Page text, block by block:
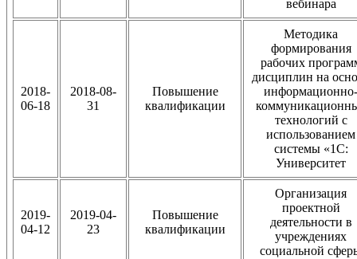
вебинара
2018-
06-18
2018-08-
31
Повышение
квалификации
Методика
формирования
рабочих
дисциплин на
информационно-
технологий с
использованием
системы «1С:
Университет
2019-
04-12
2019-04-
23
Повышение
квалификации
Организация
проектной
деятельности в
учреждениях
социальной